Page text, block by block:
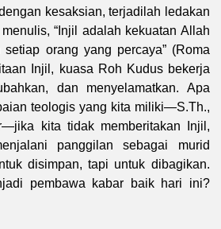
kesaksian, terjadilah ledakan
“Injil adalah kekuatan Allah
setiap orang yang percaya” (Roma
Injil, kuasa Roh Kudus bekerja
dan menyelamatkan. Apa
teologis yang kita miliki—S.Th.,
kita tidak memberitakan Injil,
panggilan sebagai murid
disimpan, tapi untuk dibagikan.
pembawa kabar baik hari ini?